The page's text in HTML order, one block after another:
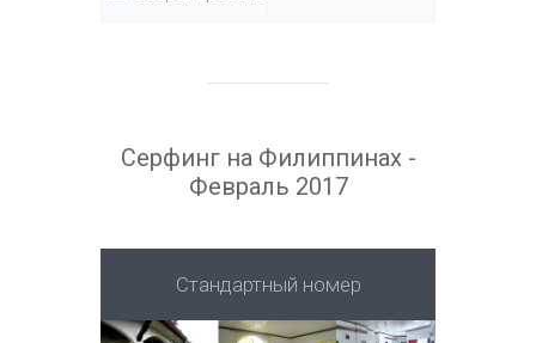
Серфинг на Филиппинах -
Февраль 2017
Стандартный номер